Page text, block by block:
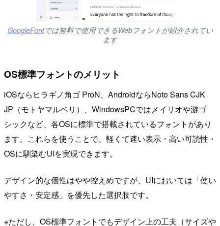
GoogleFontでは無料で使用できるWebフォントが紹介されてい
ます
OS標準フォントのメリット
iOSならヒラギノ角ゴ ProN、AndroidならNoto Sans CJK
JP（モトヤマルベリ）、WindowsPCではメイリオや游ゴ
シックなど、各OSに標準で搭載されているフォントがあり
ます。これらを使うことで、軽くて速い表示・高い可読性・
OSに馴染むUIを実現できます。
デザイン的な個性はやや控えめですが、UIにおいては「使い
やすさ・安定感」を優先した選択肢です。
※ただし、OS標準フォントでもデザイン上の工夫（サイズや